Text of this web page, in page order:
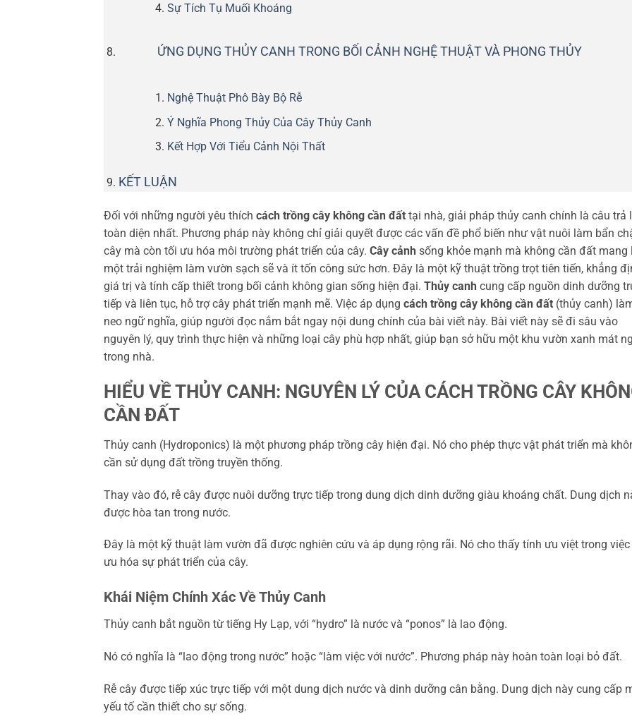
Sự Tích Tụ Muối Khoáng
ỨNG DỤNG THỦY CANH TRONG BỐI CẢNH NGHỆ THUẬT VÀ PHONG THỦY
Nghệ Thuật Phô Bày Bộ Rễ
Ý Nghĩa Phong Thủy Của Cây Thủy Canh
Kết Hợp Với Tiểu Cảnh Nội Thất
KẾT LUẬN
Đối với những người yêu thích cách trồng cây không cần đất tại nhà, giải pháp thủy canh chính là câu trả
toàn diện nhất. Phương pháp này không chỉ giải quyết được các vấn đề phổ biến như vật nuôi làm bẩn
cây mà còn tối ưu hóa môi trường phát triển của cây. Cây cảnh sống khỏe mạnh mà không cần đất mang
một trải nghiệm làm vườn sạch sẽ và ít tốn công sức hơn. Đây là một kỹ thuật trồng trọt tiên tiến, khẳng
giá trị và tính cấp thiết trong bối cảnh không gian sống hiện đại. Thủy canh cung cấp nguồn dinh dưỡng
tiếp và liên tục, hỗ trợ cây phát triển mạnh mẽ. Việc áp dụng cách trồng cây không cần đất (thủy canh)
neo ngữ nghĩa, giúp người đọc nắm bắt ngay nội dung chính của bài viết này. Bài viết này sẽ đi sâu vào
nguyên lý, quy trình thực hiện và những loại cây phù hợp nhất, giúp bạn sở hữu một khu vườn xanh mát
trong nhà.
HIỂU VỀ THỦY CANH: NGUYÊN LÝ CỦA CÁCH TRỒNG CÂY
CẦN ĐẤT
Thủy canh (Hydroponics) là một phương pháp trồng cây hiện đại. Nó cho phép thực vật phát triển mà
cần sử dụng đất trồng truyền thống.
Thay vào đó, rễ cây được nuôi dưỡng trực tiếp trong dung dịch dinh dưỡng giàu khoáng chất. Dung dịch
được hòa tan trong nước.
Đây là một kỹ thuật làm vườn đã được nghiên cứu và áp dụng rộng rãi. Nó cho thấy tính ưu việt trong việc
ưu hóa sự phát triển của cây.
Khái Niệm Chính Xác Về Thủy Canh
Thủy canh bắt nguồn từ tiếng Hy Lạp, với “hydro” là nước và “ponos” là lao động.
Nó có nghĩa là “lao động trong nước” hoặc “làm việc với nước”. Phương pháp này hoàn toàn loại bỏ đất.
Rễ cây được tiếp xúc trực tiếp với một dung dịch nước và dinh dưỡng cân bằng. Dung dịch này cung cấp
yếu tố cần thiết cho sự sống.